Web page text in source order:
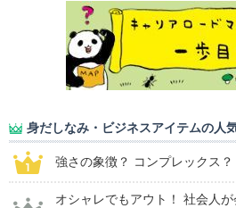
身だしなみ・ビジネスアイテムの人
強さの象徴？ コンプレックス？
オシャレでもアウト！ 社会人